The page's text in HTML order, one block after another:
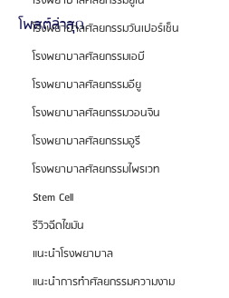
โรงพยาบาลศัลยกรรมวันเปอร์เซ็น
โรงพยาบาลศัลยกรรมเอบี
โรงพยาบาลศัลยกรรมอียู
โรงพยาบาลศัลยกรรมวอนจิน
โรงพยาบาลศัลยกรรมอูรี
โรงพยาบาลศัลยกรรมไพรเวท
Stem Cell
รีวิวฉีดไขมัน
แนะนำโรงพยาบาล
แนะนำการทำศัลยกรรมความงาม
โพสต์ล่าสุด